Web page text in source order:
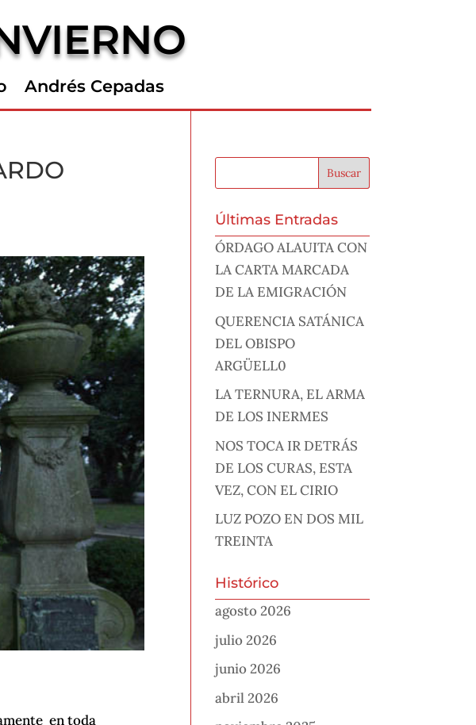
Andrés Cepadas
en toda
Últimas Entradas
ÓRDAGO ALAUITA CON
LA CARTA MARCADA
DE LA EMIGRACIÓN
QUERENCIA SATÁNICA
DEL OBISPO
ARGÜELL0
LA TERNURA, EL ARMA
DE LOS INERMES
NOS TOCA IR DETRÁS
DE LOS CURAS, ESTA
VEZ, CON EL CIRIO
LUZ POZO EN DOS MIL
TREINTA
Histórico
agosto 2026
julio 2026
junio 2026
abril 2026